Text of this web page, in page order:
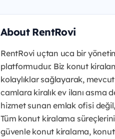
About RentRovi
RentRovi uçtan uca bir
platformudur. Biz konut
kolaylıklar sağlayarak,
camlara kiralık ev ilanı asma
hizmet sunan emlak ofisi
Tüm konut kiralama
güvenle konut kiralama,